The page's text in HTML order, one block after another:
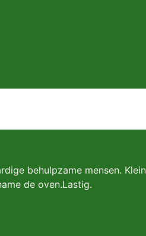
behulpzame mensen.
de oven.Lastig.